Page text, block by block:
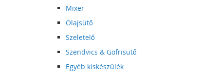
Mixer
Olajsütő
Szeletelő
Szendvics & Gofrisütő
Egyéb kiskészülék